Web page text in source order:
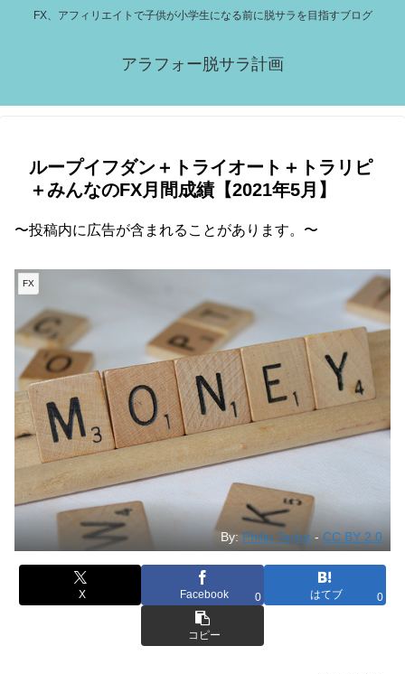
FX、アフィリエイトで子供が小学生になる前に脱サラを目指すブログ
アラフォー脱サラ計画
ループイフダン＋トライオート＋トラリピ
＋みんなのFX月間成績【2021年5月】
〜投稿内に広告が含まれることがあります。〜
FX
By: Philip Taylor -CC BY 2.0
X Facebook 0 はてブ 0
コピー